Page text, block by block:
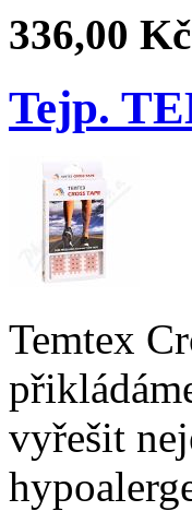
336,00 Kč
Tejp.
Temtex
vyřešit